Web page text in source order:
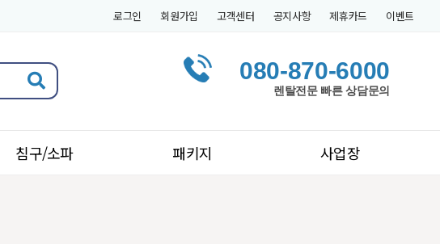
로그인 회원가입 고객센터 공지사항 제휴카드 이벤트
080-870-6000
렌탈전문 빠른 상담문의
침구/소파 패키지 사업장